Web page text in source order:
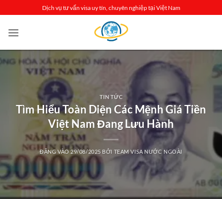
qua
nội
Dịch vụ tư vấn visa uy tín, chuyên nghiệp tại Việt Nam
TIN TỨC
Tìm Hiểu Toàn Diện Các Mệnh Giá Tiền
Việt Nam Đang Lưu Hành
ĐĂNG VÀO29/08/2025 BỞI TEAM VISA NƯỚC NGOÀI